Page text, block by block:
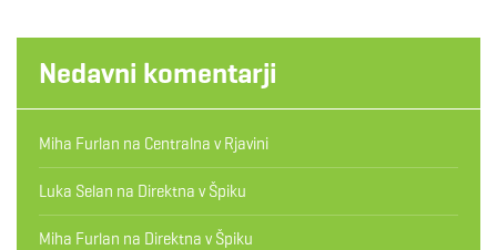
Nedavni komentarji
Miha Furlan na Centralna v Rjavini
Luka Selan na Direktna v Špiku
Miha Furlan na Direktna v Špiku